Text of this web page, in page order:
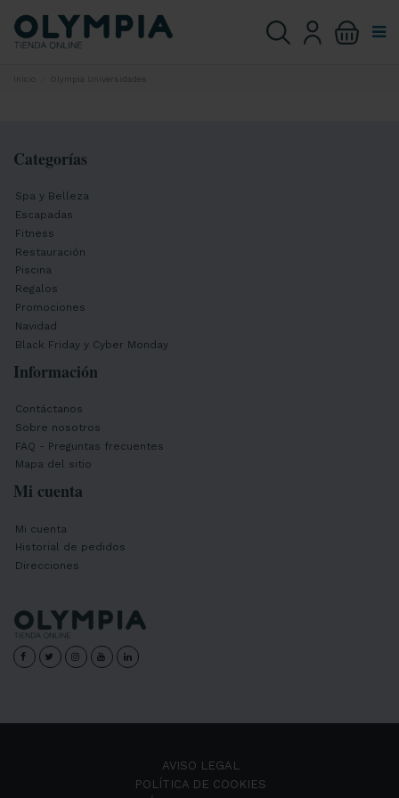
Olympia Universidades
Categorías
Spa y Belleza
Escapadas
Fitness
Restauración
Piscina
Regalos
Promociones
Navidad
Black Friday y Cyber Monday
Información
Contáctanos
Sobre nosotros
FAQ - Preguntas frecuentes
Mapa del sitio
Mi cuenta
Mi cuenta
Historial de pedidos
Direcciones
AVISO LEGAL
POLÍTICA DE COOKIES